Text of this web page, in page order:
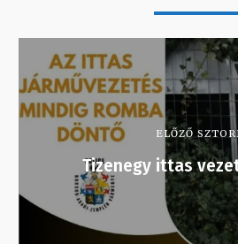
ELŐZŐ
Tizenegy ittas